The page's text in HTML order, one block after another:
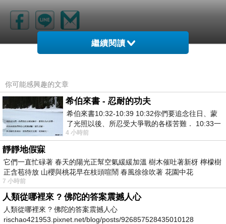
上一篇：這個朋友可以交
繼續閱讀
你可能感興趣的文章
希伯來書 - 忍耐的功夫
希伯來書10:32-10:39 10:32你們要追念往日、蒙
了光照以後、所忍受大爭戰的各樣苦難． 10:33一
面被毀謗、遭患難、成了戲景、叫眾人
4 小時前
靜靜地假寐
它們一直忙碌著 春天的陽光正幫空氣緩緩加溫 樹木催吐著新枒 檸檬樹
正含苞待放 山櫻與桃花早在枝頭喧鬧 春風徐徐吹著 花園中花
7 小時前
人類從哪裡來 ? 佛陀的答案震撼人心
人類從哪裡來 ? 佛陀的答案震撼人心
rischao421953.pixnet.net/blog/posts/926857528435010128